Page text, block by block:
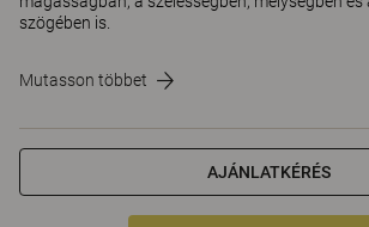
szögében is.
Mutasson többet
AJÁNLATKÉRÉS